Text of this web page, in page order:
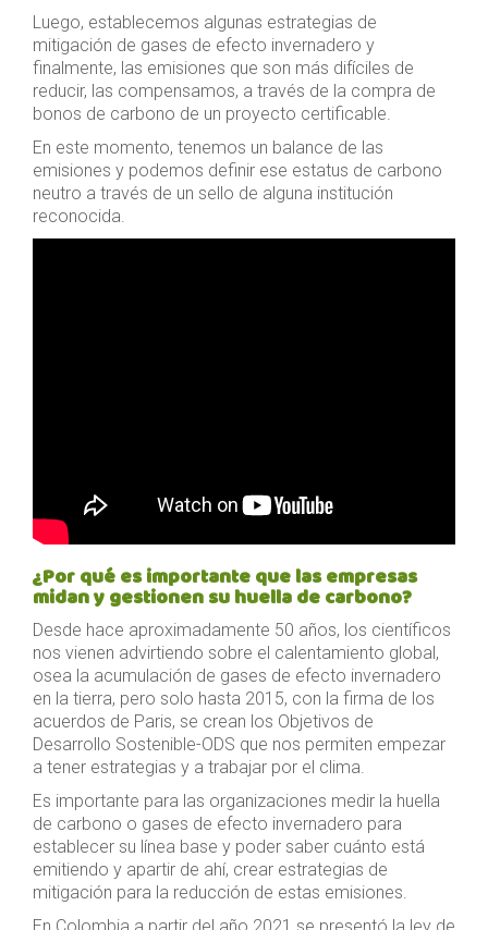
Luego, establecemos algunas estrategias de
mitigación de gases de efecto invernadero y
finalmente, las emisiones que son más difíciles de
reducir, las compensamos, a través de la compra de
bonos de carbono de un proyecto certificable.
En este momento, tenemos un balance de las
emisiones y podemos definir ese estatus de carbono
neutro a través de un sello de alguna institución
reconocida.
¿Por qué es importante que las empresas
midan y gestionen su huella de carbono?
Desde hace aproximadamente 50 años, los científicos
nos vienen advirtiendo sobre el calentamiento global,
osea la acumulación de gases de efecto invernadero
en la tierra, pero solo hasta 2015, con la firma de los
acuerdos de Paris, se crean los Objetivos de
Desarrollo Sostenible-ODS que nos permiten empezar
a tener estrategias y a trabajar por el clima.
Es importante para las organizaciones medir la huella
de carbono o gases de efecto invernadero para
establecer su línea base y poder saber cuánto está
emitiendo y apartir de ahí, crear estrategias de
mitigación para la reducción de estas emisiones.
En Colombia a partir del año 2021 se presentó la ley de